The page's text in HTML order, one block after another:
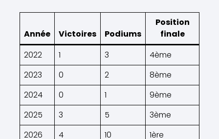
Année Victoires Podiums
Position
finale
2022
1 3
4ème
2023
0 2
8ème
2024
0 1
9ème
2025
3 5
3ème
2026
4 10 1ère